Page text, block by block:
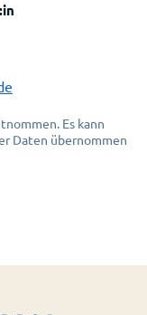
Es kann
Daten übernommen